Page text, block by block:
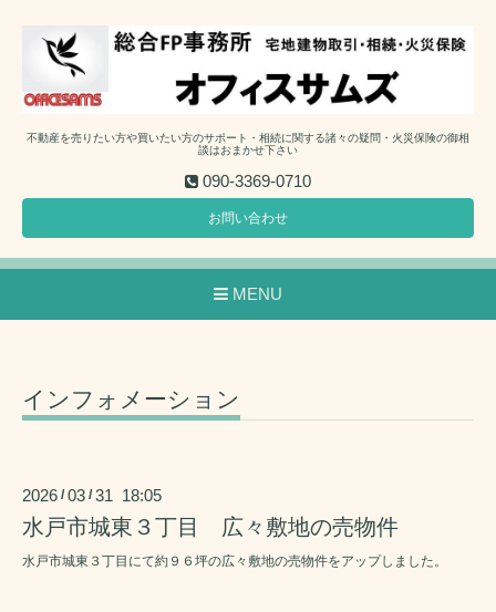
不動産を売りたい方や買いたい方のサポート・相続に関する諸々の疑問・火災保険の御相
談はおまかせ下さい
090-3369-0710
お問い合わせ
MENU
インフォメーション
2026 /03 /31 18:05
水戸市城東３丁目 広々敷地の売物件
水戸市城東３丁目にて約９６坪の広々敷地の売物件をアップしました。